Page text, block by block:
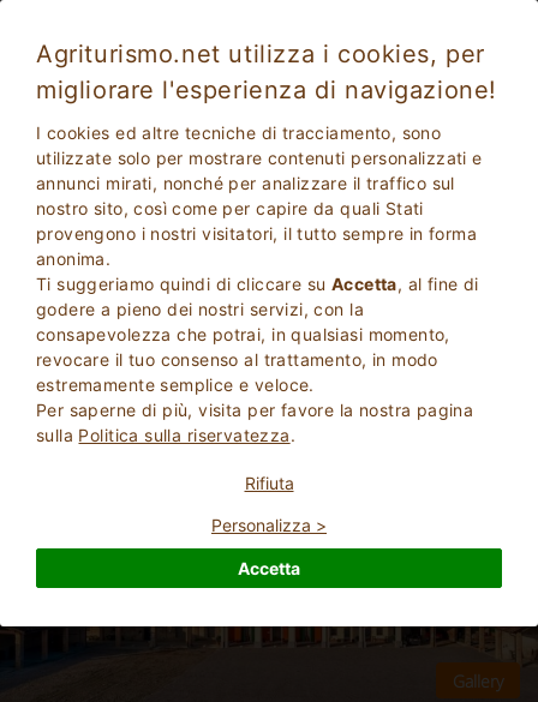
Agriturismo.net utilizza i cookies, per
migliorare l'esperienza di navigazione!
I cookies ed altre tecniche di tracciamento, sono
utilizzate solo per mostrare contenuti personalizzati e
annunci mirati, nonché per analizzare il traffico sul
nostro sito, così come per capire da quali Stati
provengono i nostri visitatori, il tutto sempre in forma
anonima.
Ti suggeriamo quindi di cliccare su Accetta, al fine di
godere a pieno dei nostri servizi, con la
consapevolezza che potrai, in qualsiasi momento,
revocare il tuo consenso al trattamento, in modo
estremamente semplice e veloce.
Per saperne di più, visita per favore la nostra pagina
sulla Politica sulla riservatezza.
Rifiuta
Personalizza >
Accetta
Cascina Tavolette
Agriturismo
Brescia , Pralboino(Mappa)
Prenotazione Immediata 24Posti Letto
PRENOTA
Eccellente
9.4
Maggiori Informazioni